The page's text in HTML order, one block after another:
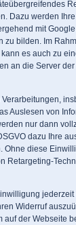
Dazu werden
mit
zu bilden. Im
es auch zu
an die Server
Auslesen von
nur dann
dazu Ihre
Ohne diese
Retargeting-
jederzeit
Widerruf
auf der Webseite